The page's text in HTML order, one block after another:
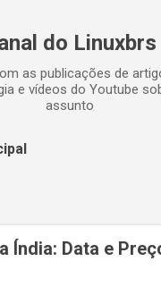
do Linuxbrs
as publicações de
e vídeos do Youtube
assunto
Índia: Data e